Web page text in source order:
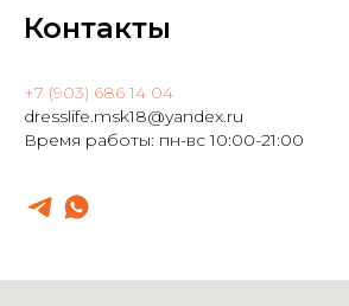
Контакты
+7 (903) 686 14 04
dresslife.msk18@yandex.ru
Время работы: пн-вс 10:00-21:00